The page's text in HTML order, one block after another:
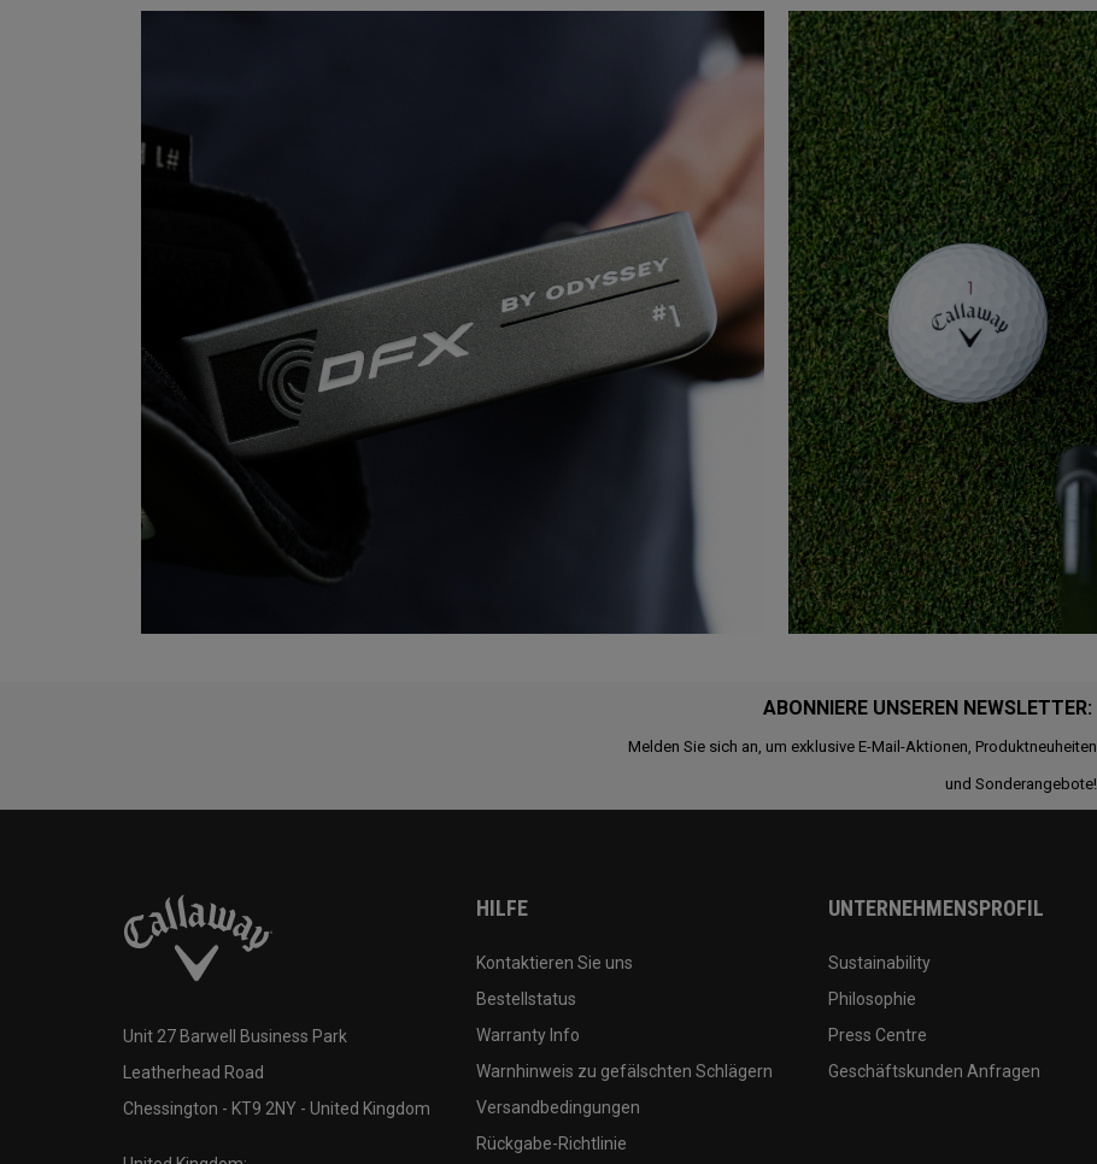
ABONNIERE UNSEREN NEWSLETTER:
Melden Sie sich an, um exklusive E-Mail-Aktionen, Produktneuheiten
und Sonderangebote!
Unit 27 Barwell Business Park
Leatherhead Road
Chessington - KT9 2NY - United Kingdom
HILFE
Kontaktieren Sie uns
Bestellstatus
Warranty Info
Warnhinweis zu gefälschten Schlägern
Versandbedingungen
Rückgabe-Richtlinie
UNTERNEHMENSPROFIL
Sustainability
Philosophie
Press Centre
Geschäftskunden Anfragen